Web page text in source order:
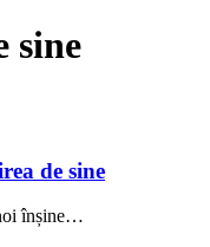
sine
de sine
înșine…